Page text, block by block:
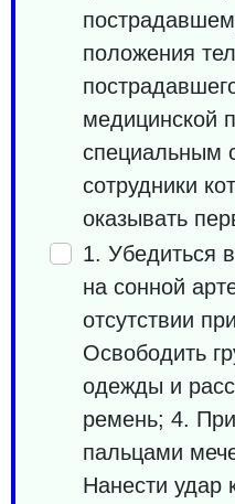
положения
медицинской
специальным
сотрудники
оказывать
1. Убедиться
на сонной
отсутствии
Освободить
одежды и
ремень; 4.
пальцами
Нанести удар